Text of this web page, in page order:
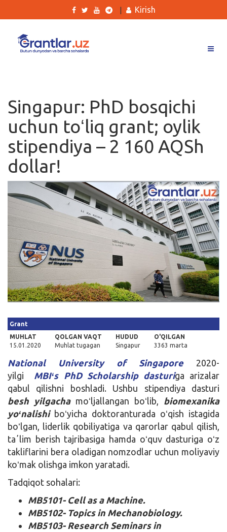
Ishlar
Kurslar
Blog
Yana
Qidirish
Kirish
Kirish
Singapur: PhD bosqichi
uchun toʻliq grant; oylik
stipendiya – 2 160 AQSh
dollar!
Grant
MUHLAT
15.01.2020
QOLGAN VAQT
Muhlat tugagan
HUDUD
Singapur
O'QILGAN
3363 marta
National University of Singapore2020-
yilgi
MBIʻs PhD Scholarship dasturiga arizalar
qabul qilishni boshladi. Ushbu stipendiya dasturi
besh yilgacha moʻljallangan boʻlib, biomexanika
yoʻnalishiboʻyicha doktoranturada oʻqish istagida
boʻlgan, liderlik qobiliyatiga va qarorlar qabul qilish,
taʼlim berish tajribasiga hamda oʻquv dasturiga oʻz
takliflarini bera oladigan nomzodlar uchun moliyaviy
koʻmak olishga imkon yaratadi.
Tadqiqot sohalari:
MB5101- Cell as a Machine.
MB5102- Topics in Mechanobiology.
MB5103- Research Seminars in